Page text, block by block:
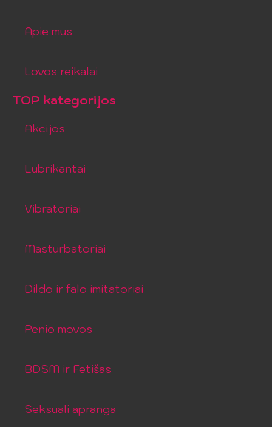
Apie mus
Lovos reikalai
TOP kategorijos
Akcijos
Lubrikantai
Vibratoriai
Masturbatoriai
Dildo ir falo imitatoriai
Penio movos
BDSM ir Fetišas
Seksuali apranga